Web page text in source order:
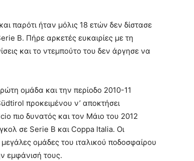
παρότι ήταν μόλις 18 ετών δεν δίστασε
B. Πήρε αρκετές ευκαιρίες με τη
και το ντεμπούτο του δεν άργησε να
ομάδα και την περίοδο 2010-11
προκειμένου ν’ αποκτήσει
πιο δυνατός και τον Μάιο του 2012
σε Serie B και Coppa Italia. Οι
ομάδες του ιταλικού ποδοσφαίρου
εμφάνισή τους.